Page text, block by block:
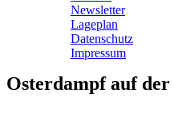
Newsletter
Lageplan
Datenschutz
Impressum
Osterdampf auf